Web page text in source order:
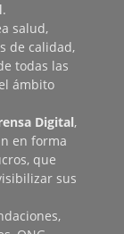
.
salud,
de calidad,
todas las
ámbito
Digital,
en forma
que
sus